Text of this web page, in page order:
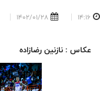
14:16
1402/01/28
عکاس : نازنین رضازاده